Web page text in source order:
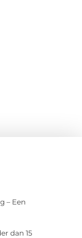
– Een
dan 15